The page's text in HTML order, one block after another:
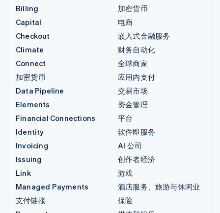
Billing
Capital
Checkout
Climate
Connect
加密货币
Data Pipeline
Elements
Financial Connections
Identity
Invoicing
Issuing
Link
Managed Payments
支付链接
加密货币
电商
嵌入式金融服务
财务自动化
全球商家
应用内支付
交易市场
资金管理
平台
软件即服务
AI 公司
创作者经济
游戏
酒店服务、旅游与休闲业
保险